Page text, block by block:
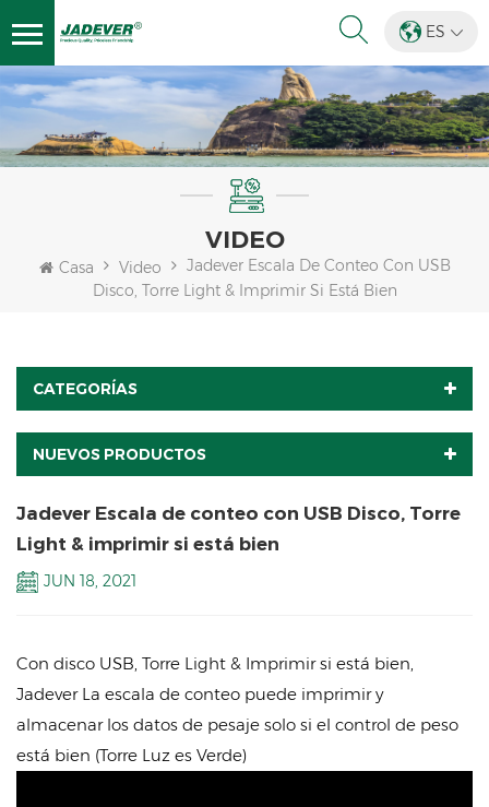
ES
VIDEO
Casa Video
Jadever Escala De Conteo Con USB
Disco, Torre Light & Imprimir Si Está Bien
CATEGORÍAS
NUEVOS PRODUCTOS
Jadever Escala de conteo con USB Disco, Torre
Light & imprimir si está bien
JUN 18, 2021
Con disco USB, Torre Light & Imprimir si está bien,
Jadever La escala de conteo puede imprimir y
almacenar los datos de pesaje solo si el control de peso
está bien (Torre Luz es Verde)